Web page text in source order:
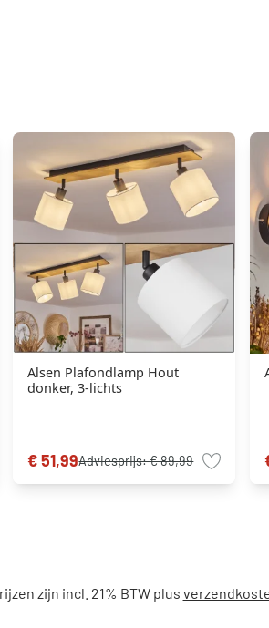
Alsen Plafondlamp Hout
donker, 3-lichts
€ 51,99Adviesprijs:€ 89,99
zijn incl. 21% BTW plus